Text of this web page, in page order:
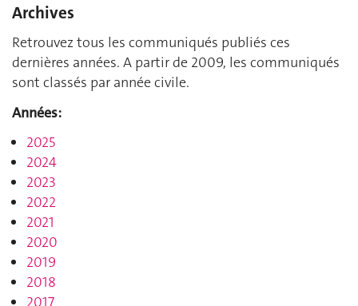
Archives
Retrouvez tous les communiqués publiés ces
dernières années. A partir de 2009, les communiqués
sont classés par année civile.
Années:
2025
2024
2023
2022
2021
2020
2019
2018